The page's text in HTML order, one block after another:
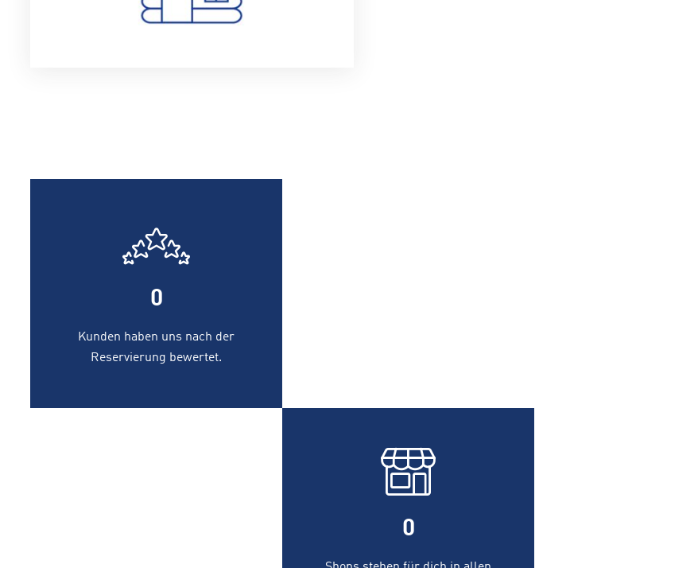
0
Kunden haben uns nach der
Reservierung bewertet.
0